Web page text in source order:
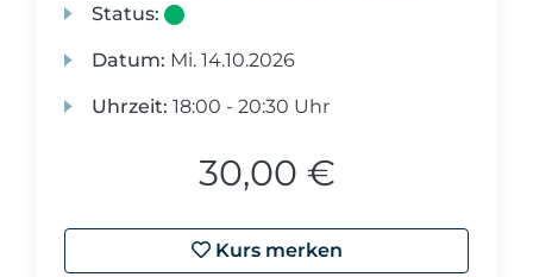
Status:
Datum: Mi. 14.10.2026
Uhrzeit: 18:00 - 20:30 Uhr
30,00 €
Kurs merken